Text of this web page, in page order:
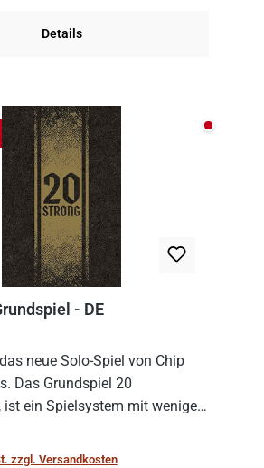
Details
Nicht
- DE
neue Solo-Spiel von Chip
Das Grundspiel 20
ist ein Spielsystem mit wenigen,
Um es zu spielen, muss es
Themenset ergänzt werden.
zzgl. Versandkosten